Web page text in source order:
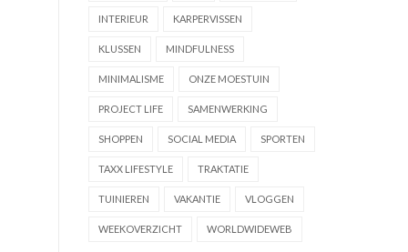
INTERIEUR KARPERVISSEN
KLUSSEN MINDFULNESS
MINIMALISME ONZE MOESTUIN
PROJECT LIFE SAMENWERKING
SHOPPEN SOCIAL MEDIA SPORTEN
TAXX LIFESTYLE TRAKTATIE
TUINIEREN VAKANTIE VLOGGEN
WEEKOVERZICHT WORLDWIDEWEB